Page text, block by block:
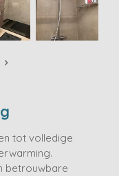
tot volledige
betrouwbare